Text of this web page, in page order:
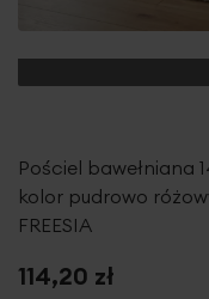
Pościel bawełniana
kolor pudrowo
FREESIA
114,20 zł